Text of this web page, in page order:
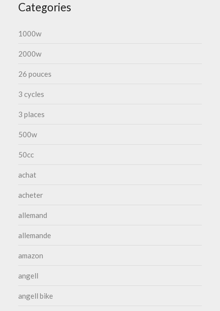
Categories
1000w
2000w
26 pouces
3 cycles
3 places
500w
50cc
achat
acheter
allemand
allemande
amazon
angell
angell bike